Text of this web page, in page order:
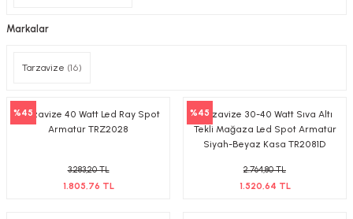
Markalar
Tarzavize (16)
%45
Tarzavize 40 Watt Led Ray Spot
Armatür TRZ2028
3.283,20 TL
1.805,76 TL
%45Tarzavize 30-40 Watt Sıva Altı
Tekli Mağaza Led Spot Armatür
Siyah-Beyaz Kasa TR2081D
2.764,80 TL
1.520,64 TL